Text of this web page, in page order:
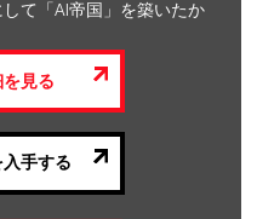
て「AI帝国」を築いたか
見る
手する